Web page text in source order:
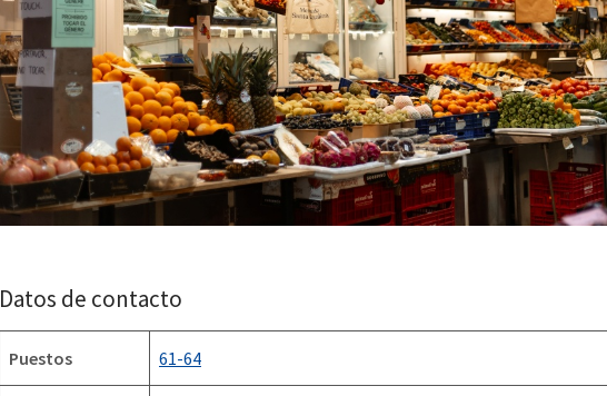
Datos de contacto
Puestos 61-64